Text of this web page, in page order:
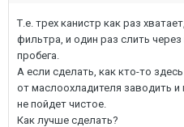
Т.е. трех канистр как раз
фильтра, и один раз слить
пробега.
А если сделать, как кто-то
от маслоохладителя заводить
не пойдет чистое.
Как лучше сделать?